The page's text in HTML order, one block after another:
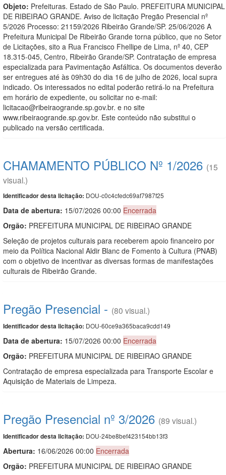
Objeto: Prefeituras. Estado de São Paulo. PREFEITURA MUNICIPAL
DE RIBEIRAO GRANDE. Aviso de licitação Pregão Presencial nº
5/2026 Processo: 21159/2026 Ribeirão Grande/SP. 25/06/2026 A
Prefeitura Municipal De Ribeirão Grande torna público, que no Setor
de Licitações, sito a Rua Francisco Fhellipe de Lima, nº 40, CEP
18.315-045, Centro, Ribeirão Grande/SP. Contratação de empresa
especializada para Pavimentação Asfáltica. Os documentos deverão
ser entregues até às 09h30 do dia 16 de julho de 2026, local supra
indicado. Os interessados no edital poderão retirá-lo na Prefeitura
em horário de expediente, ou solicitar no e-mail:
licitacao@ribeiraogrande.sp.gov.br. e no site
www.ribeiraogrande.sp.gov.br. Este conteúdo não substitui o
publicado na versão certificada.
CHAMAMENTO PÚBLICO Nº 1/2026 (15
visual.)
Identificador desta licitação: DOU-c0c4cfedc69af7987f25
Data de abertura: 15/07/2026 00:00 Encerrada
Orgão: PREFEITURA MUNICIPAL DE RIBEIRAO GRANDE
Seleção de projetos culturais para receberem apoio financeiro por
meio da Política Nacional Aldir Blanc de Fomento à Cultura (PNAB)
com o objetivo de incentivar as diversas formas de manifestações
culturais de Ribeirão Grande.
Pregão Presencial - (80 visual.)
Identificador desta licitação: DOU-60ce9a365baca9cdd149
Data de abertura: 15/07/2026 00:00 Encerrada
Orgão: PREFEITURA MUNICIPAL DE RIBEIRAO GRANDE
Contratação de empresa especializada para Transporte Escolar e
Aquisição de Materiais de Limpeza.
Pregão Presencial nº 3/2026 (89 visual.)
Identificador desta licitação: DOU-24be8bef423154bb13f3
Abertura: 16/06/2026 00:00 Encerrada
Orgão: PREFEITURA MUNICIPAL DE RIBEIRAO GRANDE